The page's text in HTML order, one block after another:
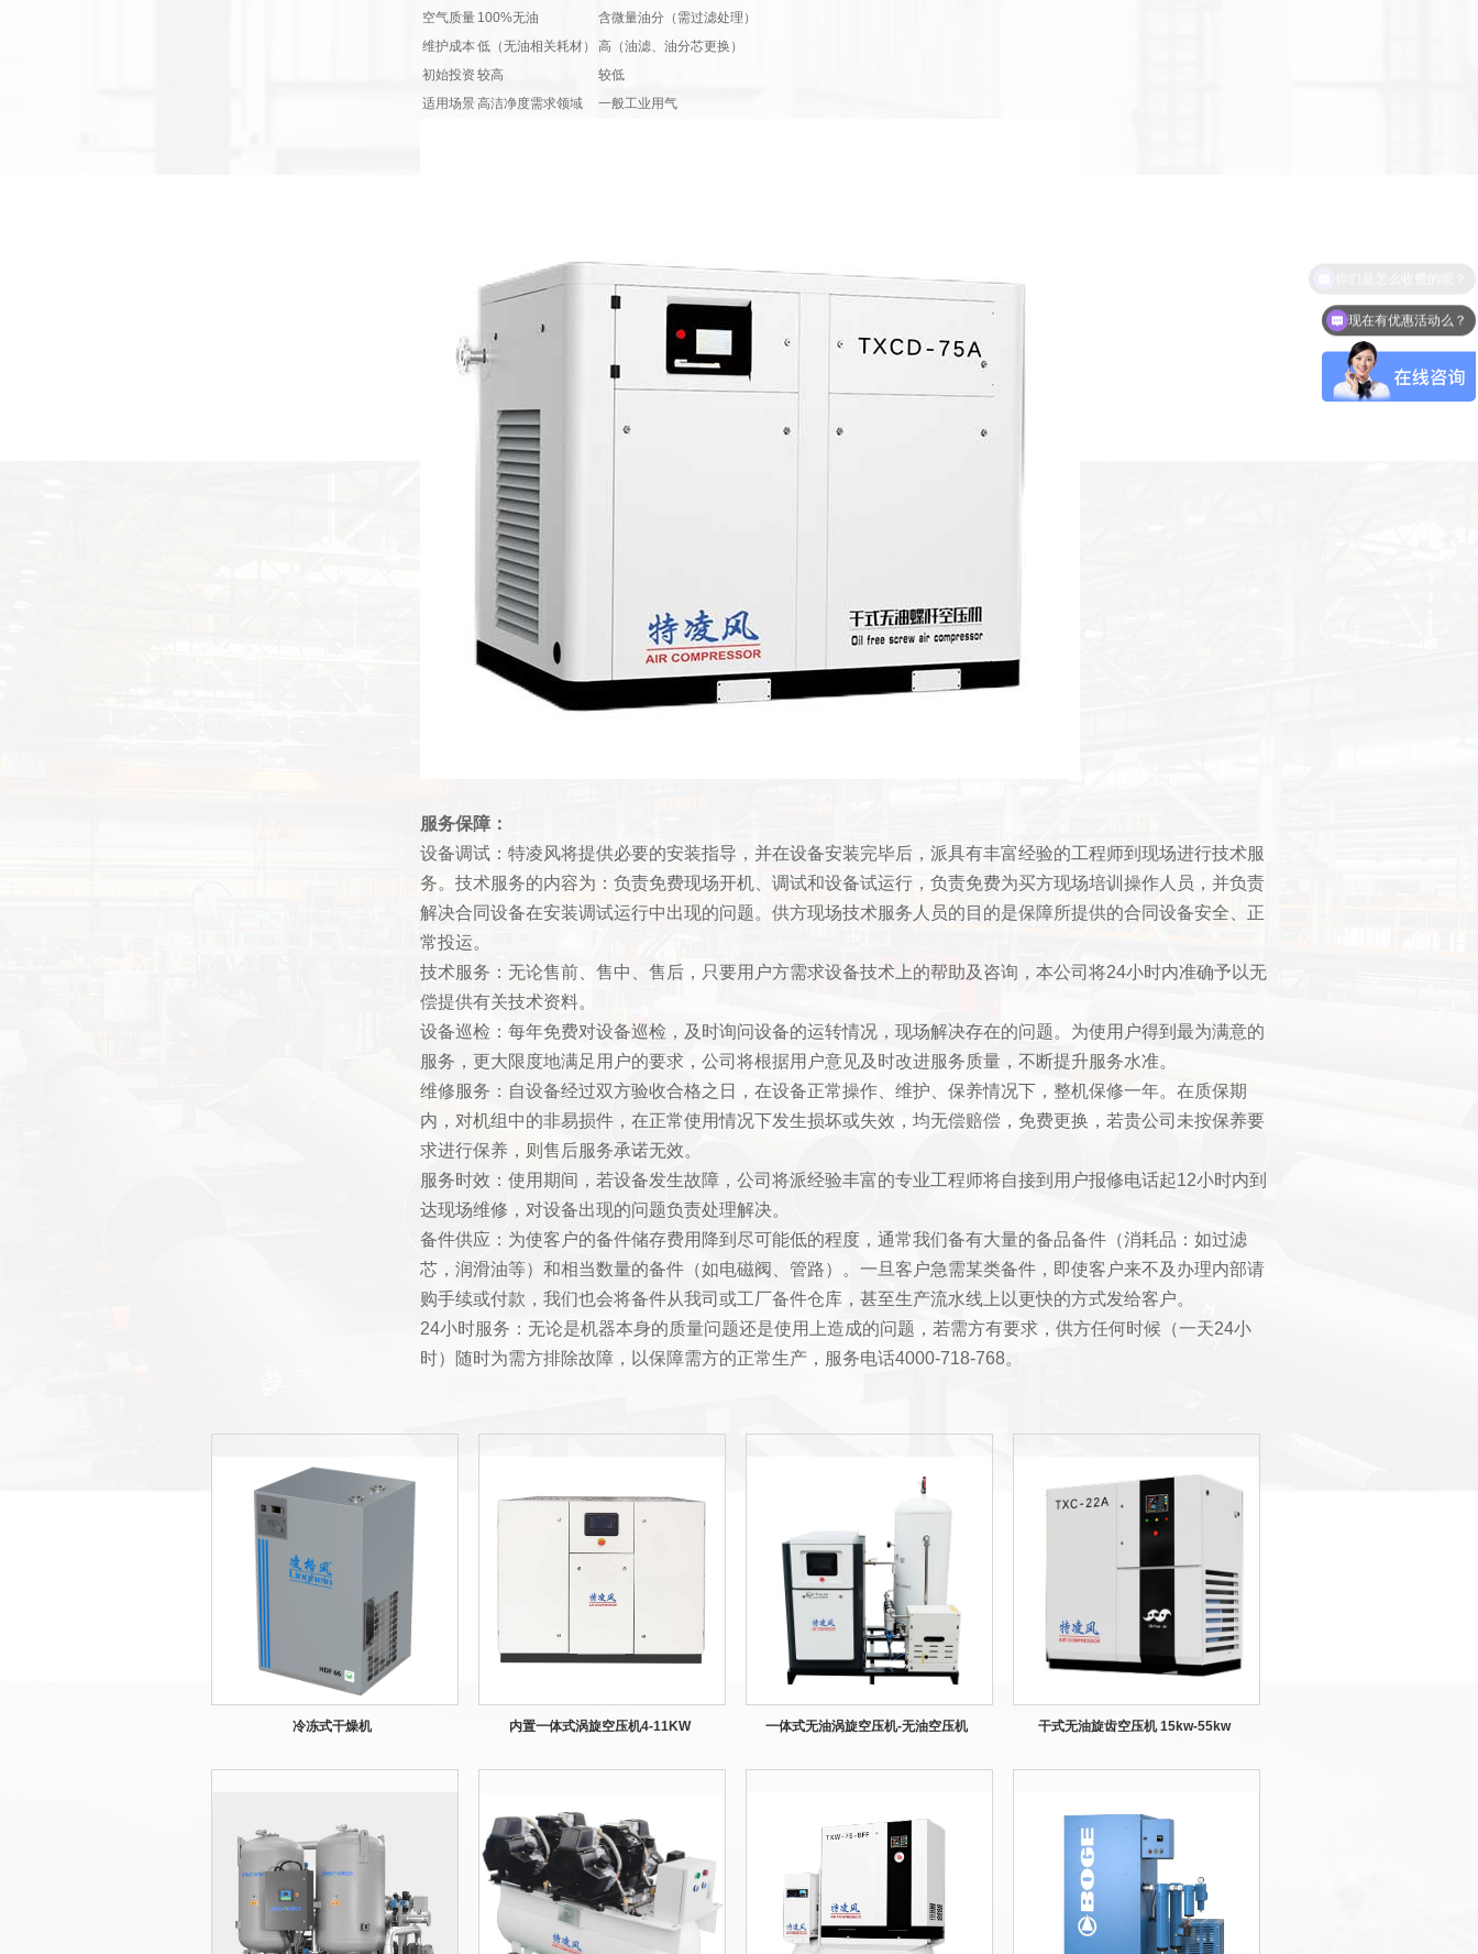
空气质量 100%无油
含微量油分（需过滤处理）
维护成本低（无油相关耗材）
高（油滤、油分芯更换）
初始投资 较高
较低
适用场景高洁净度需求领域 一般工业用气
服务保障：
设备调试：特凌风将提供必要的安装指导，并在设备安装完毕后，派具有丰富经验的工程师到现场进行技术服
务。技术服务的内容为：负责免费现场开机、调试和设备试运行，负责免费为买方现场培训操作人员，并负责
解决合同设备在安装调试运行中出现的问题。供方现场技术服务人员的目的是保障所提供的合同设备安全、正
常投运。
技术服务：无论售前、售中、售后，只要用户方需求设备技术上的帮助及咨询，本公司将24小时内准确予以无
偿提供有关技术资料。
设备巡检：每年免费对设备巡检，及时询问设备的运转情况，现场解决存在的问题。为使用户得到最为满意的
服务，更大限度地满足用户的要求，公司将根据用户意见及时改进服务质量，不断提升服务水准。
维修服务：自设备经过双方验收合格之日，在设备正常操作、维护、保养情况下，整机保修一年。在质保期
内，对机组中的非易损件，在正常使用情况下发生损坏或失效，均无偿赔偿，免费更换，若贵公司未按保养要
求进行保养，则售后服务承诺无效。
服务时效：使用期间，若设备发生故障，公司将派经验丰富的专业工程师将自接到用户报修电话起12小时内到
达现场维修，对设备出现的问题负责处理解决。
备件供应：为使客户的备件储存费用降到尽可能低的程度，通常我们备有大量的备品备件（消耗品：如过滤
芯，润滑油等）和相当数量的备件（如电磁阀、管路）。一旦客户急需某类备件，即使客户来不及办理内部请
购手续或付款，我们也会将备件从我司或工厂备件仓库，甚至生产流水线上以更快的方式发给客户。
24小时服务：无论是机器本身的质量问题还是使用上造成的问题，若需方有要求，供方任何时候（一天24小
时）随时为需方排除故障，以保障需方的正常生产，服务电话4000-718-768。
冷冻式干燥机 内置一体式涡旋空压机4-11KW 一体式无油涡旋空压机-无油空压机 干式无油旋齿空压机 15kw-55kw
现在有优惠活动么？